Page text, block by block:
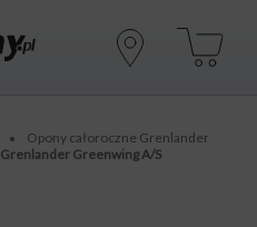
• Opony całoroczne Grenlander
Grenlander Greenwing A/S